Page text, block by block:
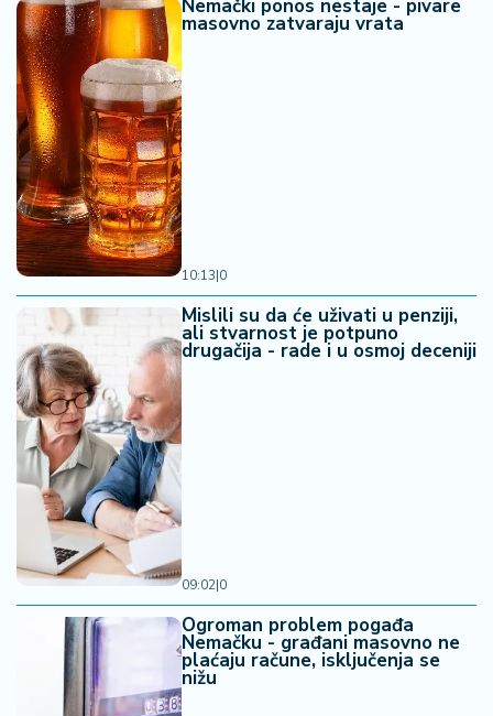
Nemački ponos nestaje - pivare
masovno zatvaraju vrata
10:13|0
Mislili su da će uživati u penziji,
ali stvarnost je potpuno
drugačija - rade i u osmoj deceniji
09:02|0
Ogroman problem pogađa
Nemačku - građani masovno ne
plaćaju račune, isključenja se
nižu